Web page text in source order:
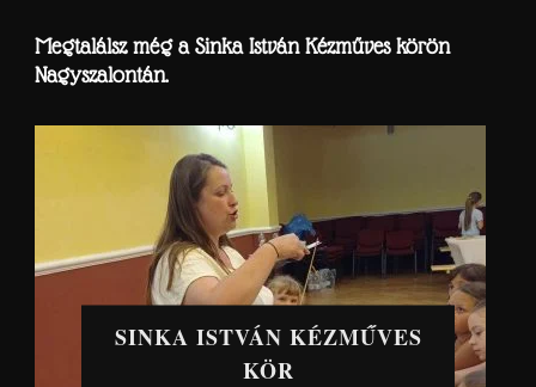
Megtalálsz még a Sinka István Kézműves körön
Nagyszalontán.
SINKA ISTVÁN KÉZMŰVES
KÖR